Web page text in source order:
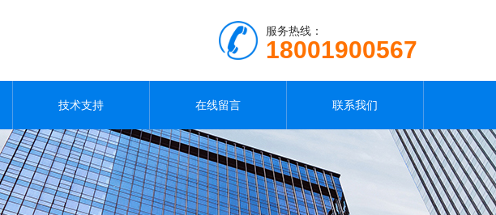
服务热线：
18001900567
技术支持 在线留言 联系我们